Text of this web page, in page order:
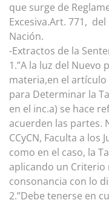
que surge de
Excesiva.Art. 771,
Nación.
-Extractos de la
1.”A la luz del
materia,en el artículo
para Determinar la
en el inc.a) se hace
acuerden las partes.
CCyCN, Faculta a los
como en el caso, la
aplicando un
consonancia con lo
2.”Debe tenerse en